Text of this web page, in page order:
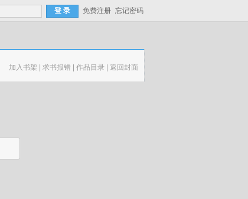
免费注册 忘记密码
加入书架 | 求书报错 | 作品目录 | 返回封面